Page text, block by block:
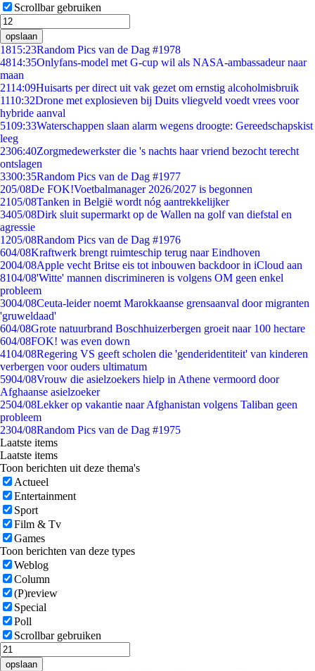
Scrollbar gebruiken
opslaan
1815:23Random Pics van de Dag #1978
4814:35Onlyfans-model met G-cup wil als NASA-ambassadeur naar
maan
2114:09Huisarts per direct uit vak gezet om ernstig alcoholmisbruik
1110:32Drone met explosieven bij Duits vliegveld voedt vrees voor
hybride aanval
5109:33Waterschappen slaan alarm wegens droogte: Gereedschapskist
leeg
2306:40Zorgmedewerkster die 's nachts haar vriend bezocht terecht
ontslagen
3300:35Random Pics van de Dag #1977
205/08De FOK!Voetbalmanager 2026/2027 is begonnen
2105/08Tanken in België wordt nóg aantrekkelijker
3405/08Dirk sluit supermarkt op de Wallen na golf van diefstal en
agressie
1205/08Random Pics van de Dag #1976
604/08Kraftwerk brengt ruimteschip terug naar Eindhoven
2004/08Apple vecht Britse eis tot inbouwen backdoor in iCloud aan
8104/08'Witte' mannen discrimineren is volgens OM geen enkel
probleem
3004/08Ceuta-leider noemt Marokkaanse grensaanval door migranten
'gruweldaad'
604/08Grote natuurbrand Boschhuizerbergen groeit naar 100 hectare
604/08FOK! was even down
4104/08Regering VS geeft scholen die 'genderidentiteit' van kinderen
verbergen voor ouders ultimatum
5904/08Vrouw die asielzoekers hielp in Athene vermoord door
Afghaanse asielzoeker
2504/08Lekker op vakantie naar Afghanistan volgens Taliban geen
probleem
2304/08Random Pics van de Dag #1975
Laatste items
Laatste items
Toon berichten uit deze thema's
Actueel
Entertainment
Sport
Film & Tv
Games
Toon berichten van deze types
Weblog
Column
(P)review
Special
Poll
Scrollbar gebruiken
opslaan